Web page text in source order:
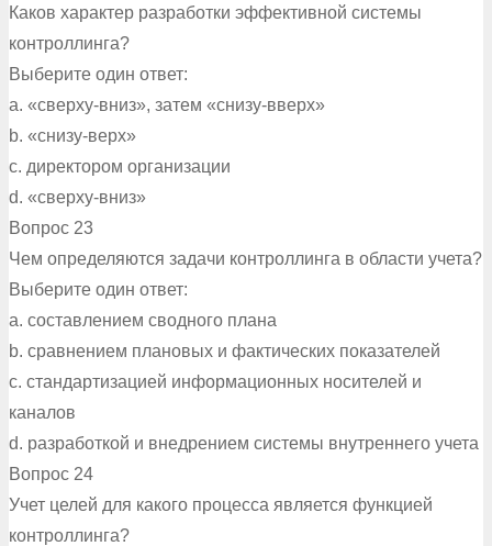
Каков характер разработки эффективной системы
контроллинга?
Выберите один ответ:
a. «сверху-вниз», затем «снизу-вверх»
b. «снизу-верх»
c. директором организации
d. «сверху-вниз»
Вопрос 23
Чем определяются задачи контроллинга в области учета?
Выберите один ответ:
a. составлением сводного плана
b. сравнением плановых и фактических показателей
c. стандартизацией информационных носителей и
каналов
d. разработкой и внедрением системы внутреннего учета
Вопрос 24
Учет целей для какого процесса является функцией
контроллинга?